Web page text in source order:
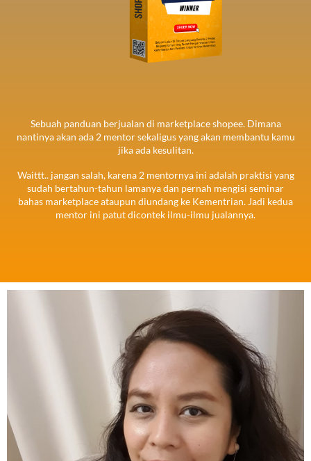
Sebuah panduan berjualan di marketplace shopee. Dimana
nantinya akan ada 2 mentor sekaligus yang akan membantu kamu
jika ada kesulitan.
Waittt.. jangan salah, karena 2 mentornya ini adalah praktisi yang
sudah bertahun-tahun lamanya dan pernah mengisi seminar
bahas marketplace ataupun diundang ke Kementrian. Jadi kedua
mentor ini patut dicontek ilmu-ilmu jualannya.